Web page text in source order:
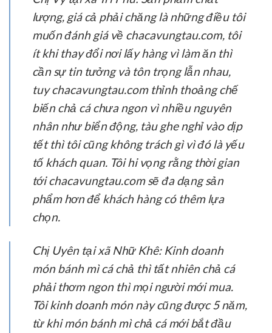
lượng, giá cả phải chăng là những điều tôi
muốn đánh giá về chacavungtau.com, tôi
ít khi thay đổi nơi lấy hàng vì làm ăn thì
cần sự tin tưởng và tôn trọng lẫn nhau,
tuy chacavungtau.com thỉnh thoảng chế
biến chả cá chưa ngon vì nhiều nguyên
nhân như biển động, tàu ghe nghỉ vào dịp
tết thì tôi cũng không trách gì vì đó là yếu
tố khách quan. Tôi hi vọng rằng thời gian
tới chacavungtau.com sẽ đa dạng sản
phẩm hơn để khách hàng có thêm lựa
chọn.
Chị Uyên tại xã Nhữ Khê:Kinh doanh
món bánh mì cá chả thì tất nhiên chả cá
phải thơm ngon thì mọi người mới mua.
Tôi kinh doanh món này cũng được 5 năm,
từ khi món bánh mì chả cá mới bắt đầu